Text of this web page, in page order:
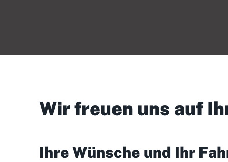
Wir freuen uns auf
Ihre Wünsche und Ihr